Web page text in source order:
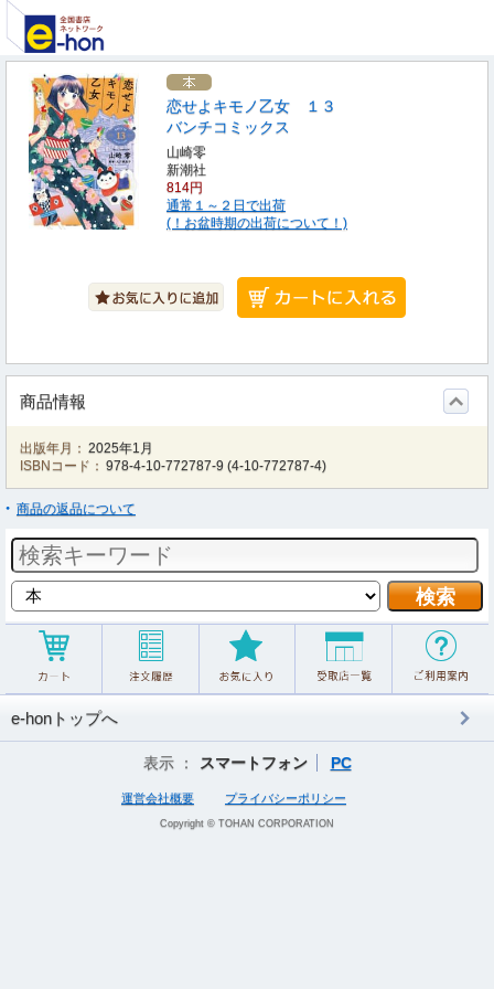
恋せよキモノ乙女 １３
バンチコミックス
山崎零
新潮社
814円
通常１～２日で出荷
(！お盆時期の出荷について！)
商品情報
出版年月： 2025年1月
ISBNコード： 978-4-10-772787-9 (4-10-772787-4)
商品の返品について
e-honトップへ
表示 ： スマートフォン PC
運営会社概要 プライバシーポリシー
Copyright © TOHAN CORPORATION